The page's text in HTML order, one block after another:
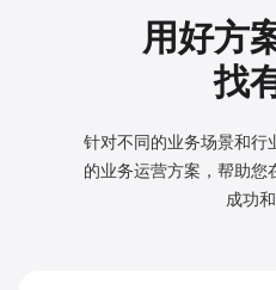
用好方
找
针对不同的业务场景和行
的业务运营方案，帮助您
成功